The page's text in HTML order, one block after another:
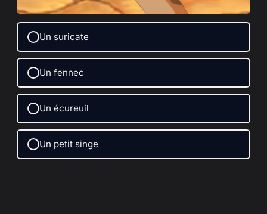
Un suricate
Un fennec
Un écureuil
Un petit singe